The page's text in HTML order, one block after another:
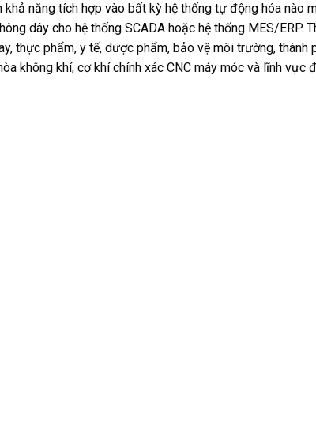
năng tích hợp vào bất kỳ hệ thống tự động hóa nào
dây cho hệ thống SCADA hoặc hệ thống MES/ERP.
thực phẩm, y tế, dược phẩm, bảo vệ môi trường, thành
không khí, cơ khí chính xác CNC máy móc và lĩnh vực